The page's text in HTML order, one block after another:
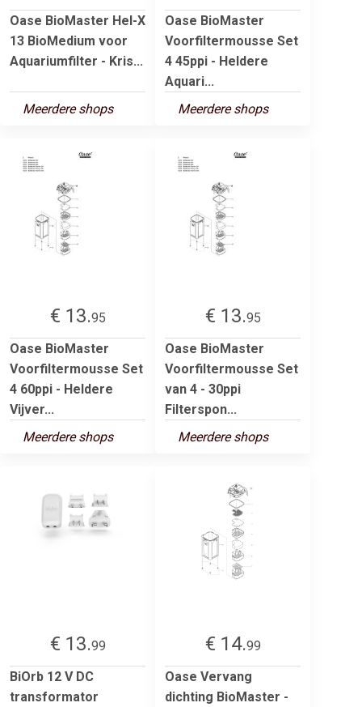
Oase BioMaster Hel-X
13 BioMedium voor
Aquariumfilter - Kris...
Meerdere shops
Oase BioMaster
Voorfiltermousse Set
4 45ppi - Heldere
Aquari...
Meerdere shops
€ 13.95
Oase BioMaster
Voorfiltermousse Set
4 60ppi - Heldere
Vijver...
Meerdere shops
€ 13.95
Oase BioMaster
Voorfiltermousse Set
van 4 - 30ppi
Filterspon...
Meerdere shops
€ 13.99
BiOrb 12 V DC
transformator
€ 14.99
Oase Vervang
dichting BioMaster -